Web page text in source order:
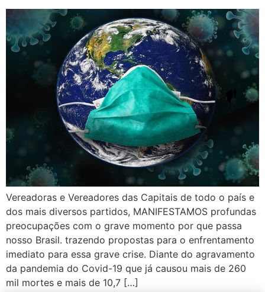
Vereadoras e Vereadores das Capitais de todo o país e
dos mais diversos partidos, MANIFESTAMOS profundas
preocupações com o grave momento por que passa
nosso Brasil. trazendo propostas para o enfrentamento
imediato para essa grave crise. Diante do agravamento
da pandemia do Covid-19 que já causou mais de 260
mil mortes e mais de 10,7 […]